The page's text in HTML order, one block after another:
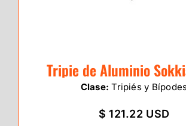
Tripie de Aluminio
Clase: Tripiés y
$ 121.22 USD